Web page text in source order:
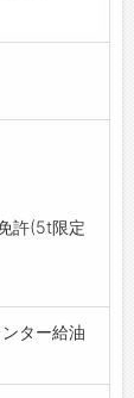
許(5t限定
ター給油